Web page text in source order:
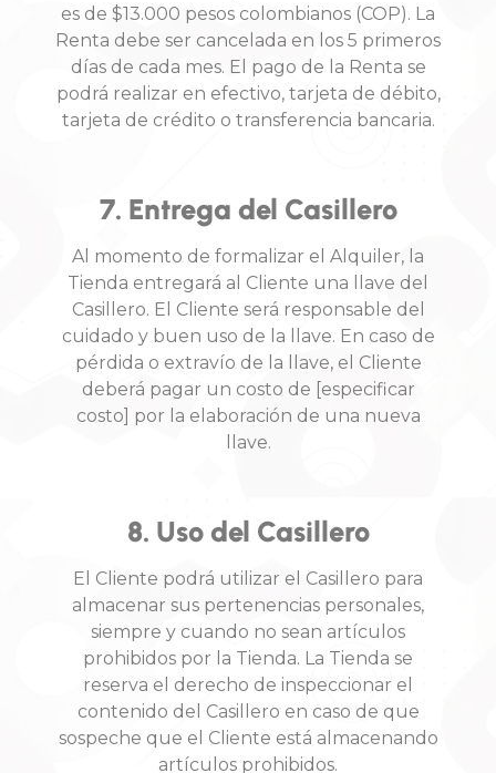
es de $13.000 pesos colombianos (COP). La
Renta debe ser cancelada en los 5 primeros
días de cada mes. El pago de la Renta se
podrá realizar en efectivo, tarjeta de débito,
tarjeta de crédito o transferencia bancaria.
7. Entrega del Casillero
Al momento de formalizar el Alquiler, la
Tienda entregará al Cliente una llave del
Casillero. El Cliente será responsable del
cuidado y buen uso de la llave. En caso de
pérdida o extravío de la llave, el Cliente
deberá pagar un costo de [especificar
costo] por la elaboración de una nueva
llave.
8. Uso del Casillero
El Cliente podrá utilizar el Casillero para
almacenar sus pertenencias personales,
siempre y cuando no sean artículos
prohibidos por la Tienda. La Tienda se
reserva el derecho de inspeccionar el
contenido del Casillero en caso de que
sospeche que el Cliente está almacenando
artículos prohibidos.